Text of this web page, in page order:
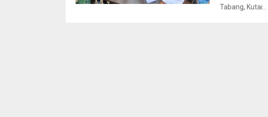
Tabang, Kutai...